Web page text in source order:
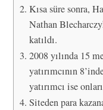
Kısa süre sonra,
Nathan
katıldı.
2008 yılında 15
yatırımcının
yatırımcı ise
Siteden para